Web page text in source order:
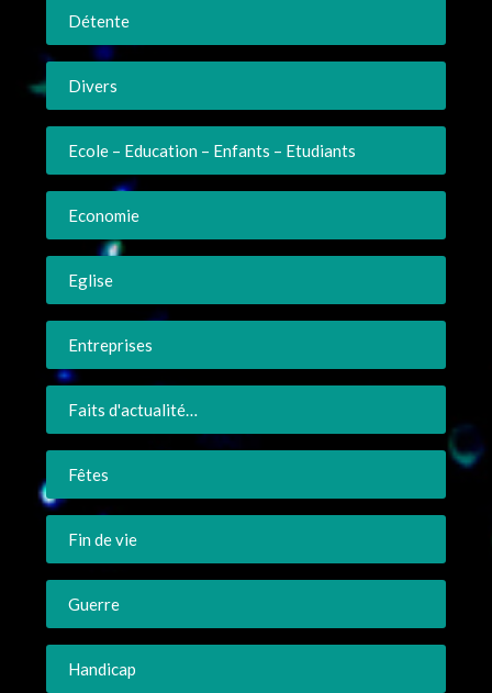
Détente
Divers
Ecole – Education – Enfants – Etudiants
Economie
Eglise
Entreprises
Faits d'actualité…
Fêtes
Fin de vie
Guerre
Handicap